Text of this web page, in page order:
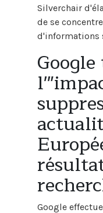
Silverchair
de se
d'informations
Google